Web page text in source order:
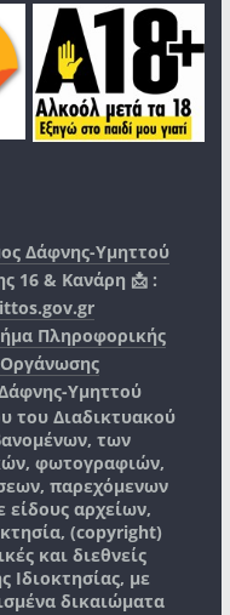
Δάφνης-Υμηττού
16 & Κανάρη 📩 :
Πληροφορικής
Υμηττού
του Διαδικτυακού
των
φωτογραφιών,
παρεχόμενων
είδους αρχείων,
(copyright)
και διεθνείς
Ιδιοκτησίας, με
δικαιώματα